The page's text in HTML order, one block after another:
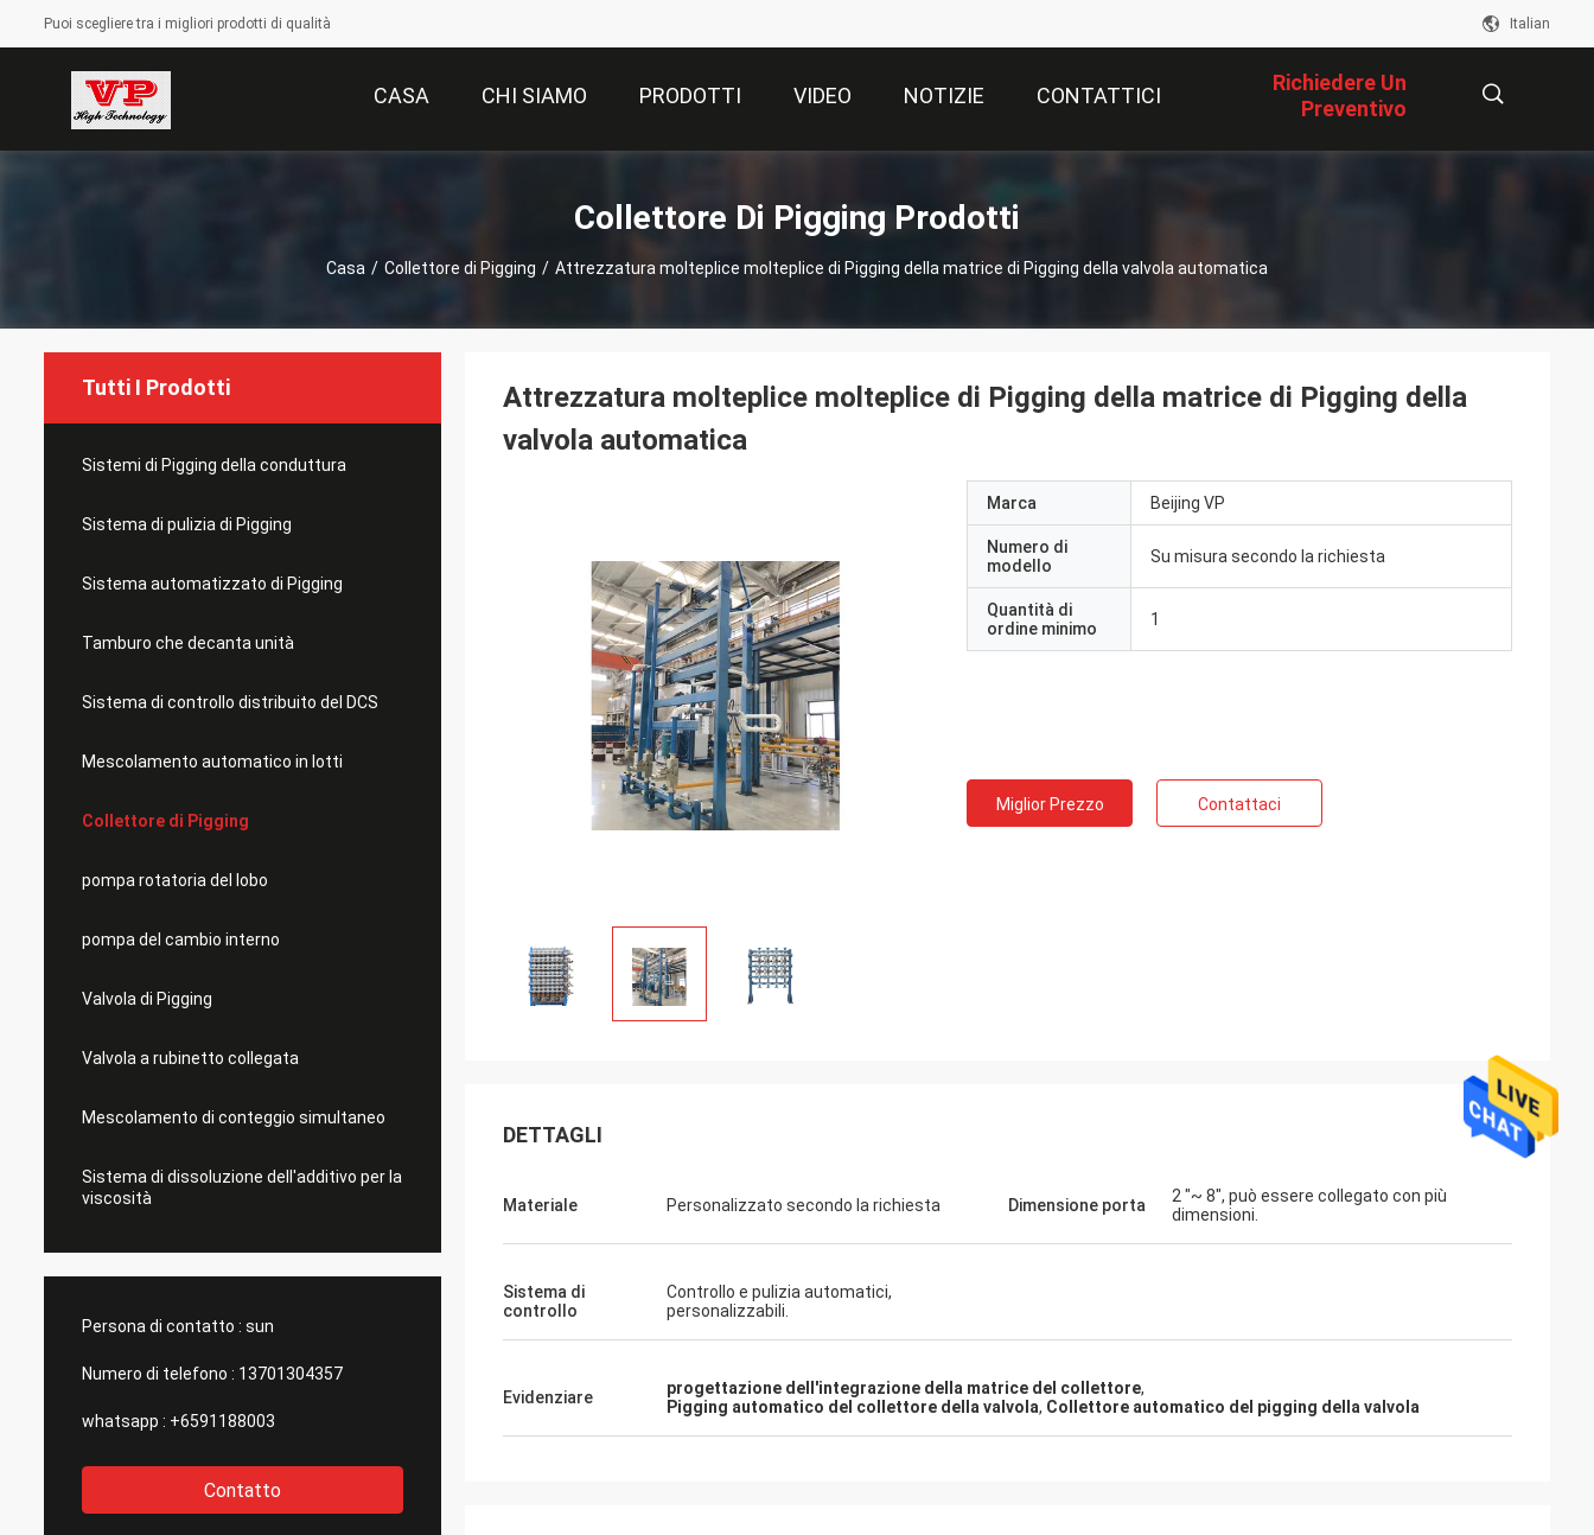
Puoi scegliere tra i migliori prodotti di qualità Italian
CASA CHI SIAMO PRODOTTI VIDEO NOTIZIE CONTATTICI
Richiedere Un
Preventivo
Collettore Di Pigging Prodotti
Casa / Collettore di Pigging / Attrezzatura molteplice molteplice di Pigging della matrice di Pigging della valvola automatica
Tutti I Prodotti
Sistemi di Pigging della conduttura
Sistema di pulizia di Pigging
Sistema automatizzato di Pigging
Tamburo che decanta unità
Sistema di controllo distribuito del DCS
Mescolamento automatico in lotti
Collettore di Pigging
pompa rotatoria del lobo
pompa del cambio interno
Valvola di Pigging
Valvola a rubinetto collegata
Mescolamento di conteggio simultaneo
Sistema di dissoluzione dell'additivo per la
viscosità
Persona di contatto : sun
Numero di telefono : 13701304357
whatsapp : +6591188003
Contatto
Attrezzatura molteplice molteplice di Pigging della matrice di Pigging della
valvola automatica
Marca Beijing VP
Numero di
modello
Su misura secondo la richiesta
Quantità di
ordine minimo
1
Miglior Prezzo Contattaci
DETTAGLI
Materiale Personalizzato secondo la richiesta Dimensione porta
2 "~ 8", può essere collegato con più
dimensioni.
Sistema di
controllo
Controllo e pulizia automatici,
personalizzabili.
Evidenziare progettazione dell'integrazione della matrice del collettore,
Pigging automatico del collettore della valvola, Collettore automatico del pigging della valvola